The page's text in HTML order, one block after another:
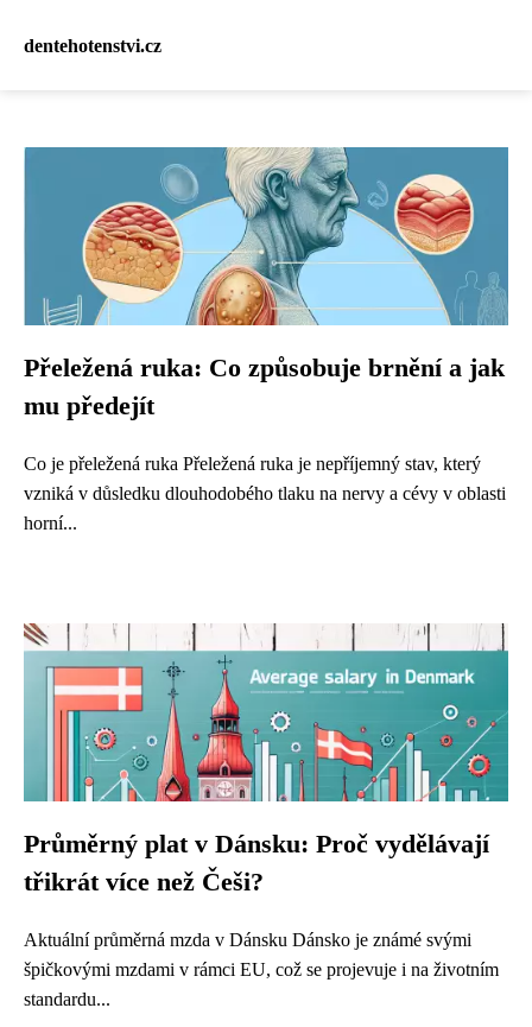
dentehotenstvi.cz
Přeležená ruka: Co způsobuje brnění a jak
mu předejít
Co je přeležená ruka Přeležená ruka je nepříjemný stav, který
vzniká v důsledku dlouhodobého tlaku na nervy a cévy v oblasti
horní...
Průměrný plat v Dánsku: Proč vydělávají
třikrát více než Češi?
Aktuální průměrná mzda v Dánsku Dánsko je známé svými
špičkovými mzdami v rámci EU, což se projevuje i na životním
standardu...